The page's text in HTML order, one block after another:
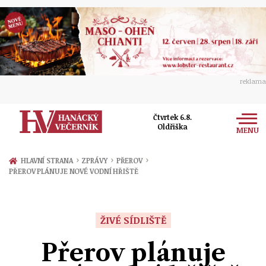
reklama
Čtvrtek 6.8.
Oldřiška
MENU
Zprávy
Ekonomika
Sport
HLAVNÍ STRANA › ZPRÁVY › PŘEROV ›
PŘEROV PLÁNUJE NOVÉ VODNÍ HŘIŠTĚ
ŽIVÉ SÍDLIŠTĚ
Přerov plánuje